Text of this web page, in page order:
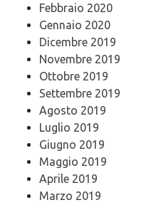
Febbraio 2020
Gennaio 2020
Dicembre 2019
Novembre 2019
Ottobre 2019
Settembre 2019
Agosto 2019
Luglio 2019
Giugno 2019
Maggio 2019
Aprile 2019
Marzo 2019